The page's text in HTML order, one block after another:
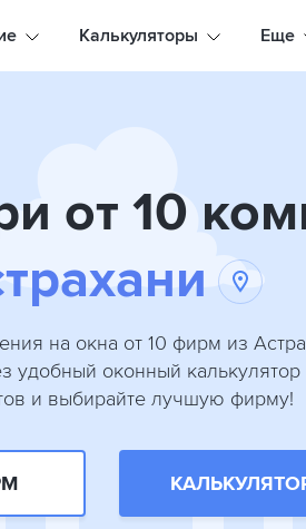
Калькуляторы Еще
от 10
на окна от 10 фирм из
удобный оконный
и выбирайте лучшую фирму!